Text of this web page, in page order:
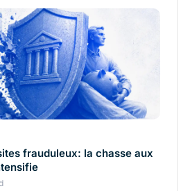
frauduleux: la chasse aux